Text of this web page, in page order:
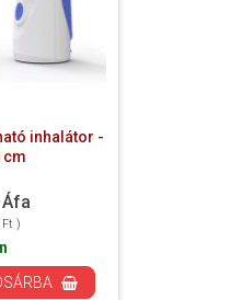
inhalátor -
cm
)